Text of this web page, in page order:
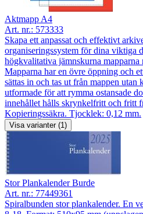
Aktmapp A4
Art. nr.: 573333
Skapa ett anpassat och effektivt
organiseringssystem för dina viktiga
högkvalitativa jämnskurna
Mapparna har en övre öppning och
sättas in och tas ut från mappen utan
utformade för att rymma ostansade
innehållet hålls skrynkelfritt och fritt
Kopieringssäkra. Tjocklek: 0,12 mm.
Visa varianter (1)
Stor Plankalender Burde
Art. nr.: 77449361
Spiralbunden stor plankalender. En